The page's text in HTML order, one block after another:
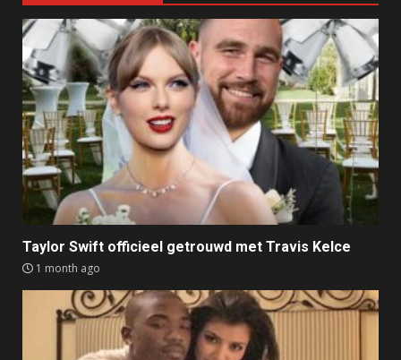
Taylor Swift officieel getrouwd met Travis Kelce
1 month ago